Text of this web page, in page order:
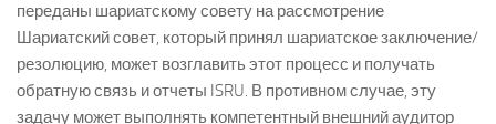
переданы шариатскому совету на рассмотрение
Шариатский совет, который принял шариатское заключение/
резолюцию, может возглавить этот процесс и получать
обратную связь и отчеты ISRU. В противном случае, эту
задачу может выполнять компетентный внешний аудитор